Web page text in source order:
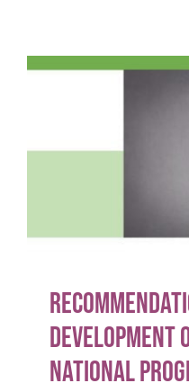
development
national